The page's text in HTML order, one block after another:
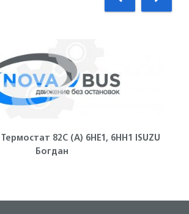
Термостат 82С (А) 6НЕ1, 6НН1 ISUZU
Богдан